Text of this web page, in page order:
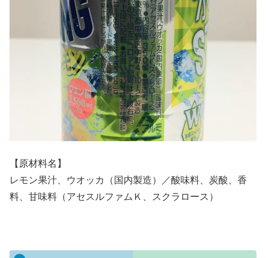
【原材料名】
レモン果汁、ウオッカ（国内製造）／酸味料、炭酸、香
料、甘味料（アセスルファムＫ、スクラロース）